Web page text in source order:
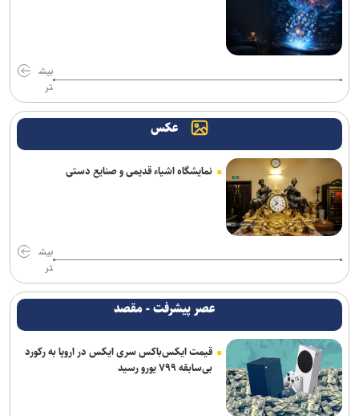
بیش
تر
عکس
نمایشگاه اشیاء قدیمی و صنایع دستی
بیش
تر
عصر پیشرفت - مقصد
قیمت ایکس‌باکس سری ایکس در اروپا به رکورد
بی‌سابقه ۷۹۹ یورو رسید